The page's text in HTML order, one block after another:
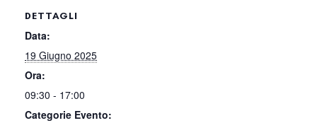
DETTAGLI
Data:
19 Giugno 2025
Ora:
09:30 - 17:00
Categorie Evento: